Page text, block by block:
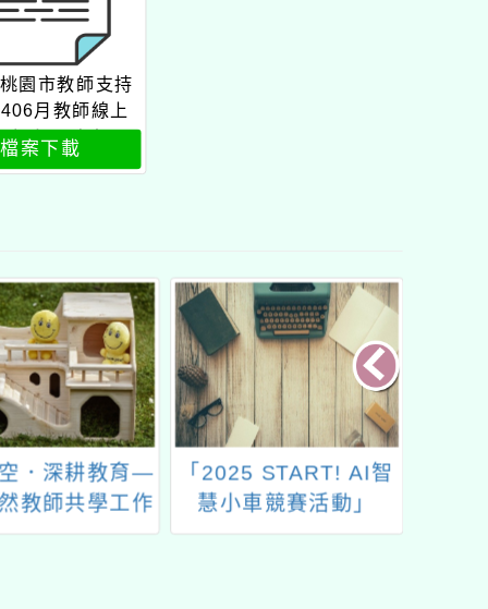
園市教師支持
月教師線上
課程一覽表
檔案下載
．深耕教育—
教師共學工作
坊
「2025 START! AI智
慧小車競賽活動」